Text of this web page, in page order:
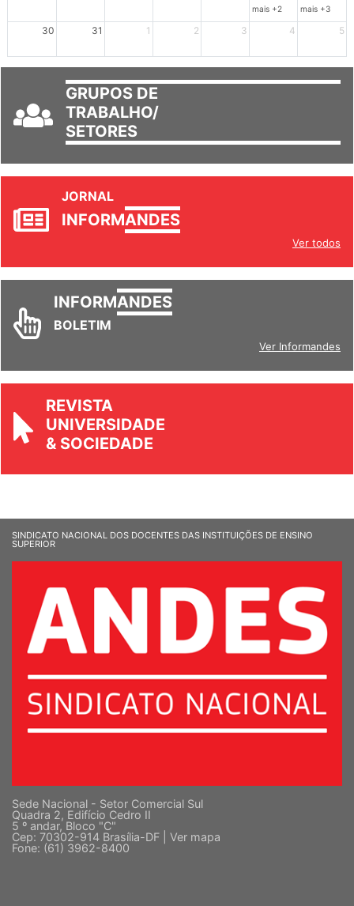
mais +2 mais +3
30 31 1 2 3 4 5
GRUPOS DE
TRABALHO/
SETORES
JORNAL
INFORMANDES
Ver todos
INFORMANDES
BOLETIM
Ver Informandes
REVISTA
UNIVERSIDADE
& SOCIEDADE
SINDICATO NACIONAL DOS DOCENTES DAS INSTITUIÇÕES DE ENSINO
SUPERIOR
Sede Nacional - Setor Comercial Sul
Quadra 2, Edifício Cedro II
5 º andar, Bloco "C"
Cep: 70302-914 Brasília-DF | Ver mapa
Fone: (61) 3962-8400